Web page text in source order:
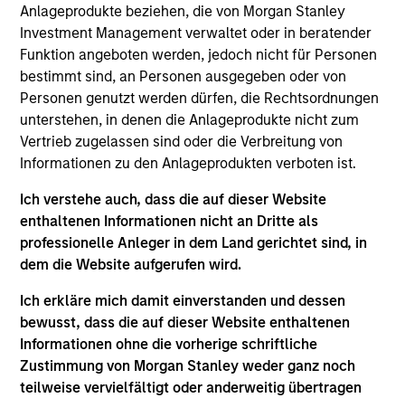
Anlageprodukte beziehen, die von Morgan Stanley
Investment Management verwaltet oder in beratender
Funktion angeboten werden, jedoch nicht für Personen
bestimmt sind, an Personen ausgegeben oder von
Personen genutzt werden dürfen, die Rechtsordnungen
unterstehen, in denen die Anlageprodukte nicht zum
Vertrieb zugelassen sind oder die Verbreitung von
Informationen zu den Anlageprodukten verboten ist.
Ich verstehe auch, dass die auf dieser Website
enthaltenen Informationen nicht an Dritte als
professionelle Anleger in dem Land gerichtet sind, in
dem die Website aufgerufen wird.
Ich erkläre mich damit einverstanden und dessen
bewusst, dass die auf dieser Website enthaltenen
Informationen ohne die vorherige schriftliche
Zustimmung von Morgan Stanley weder ganz noch
teilweise vervielfältigt oder anderweitig übertragen
and has helped develop and refine the proprietary
quant models utilized by the team. He has 19 years
of industry experience. Prior to joining the firm in
2008, Damon was an associate at Merrill Lynch,
responsible for portfolio construction and
quantitative research in the hedge fund
development and management team. Damon
received a B.S. in Engineering from National Taiwan
Case Western Reserve University. He also holds an
M.S. in computational finance from Carnegie Mellon
University.
Portfolio Solutions Group